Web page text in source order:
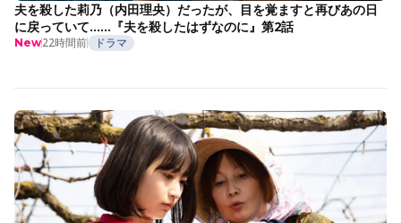
夫を殺した莉乃（内田理央）だったが、目を覚ますと再びあの日
に戻っていて……『夫を殺したはずなのに』第2話
New22時間前 ドラマ